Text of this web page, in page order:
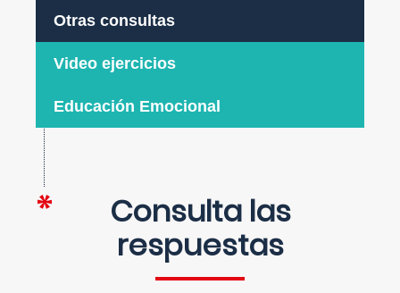
Otras consultas
Video ejercicios
Educación Emocional
Consulta las
respuestas